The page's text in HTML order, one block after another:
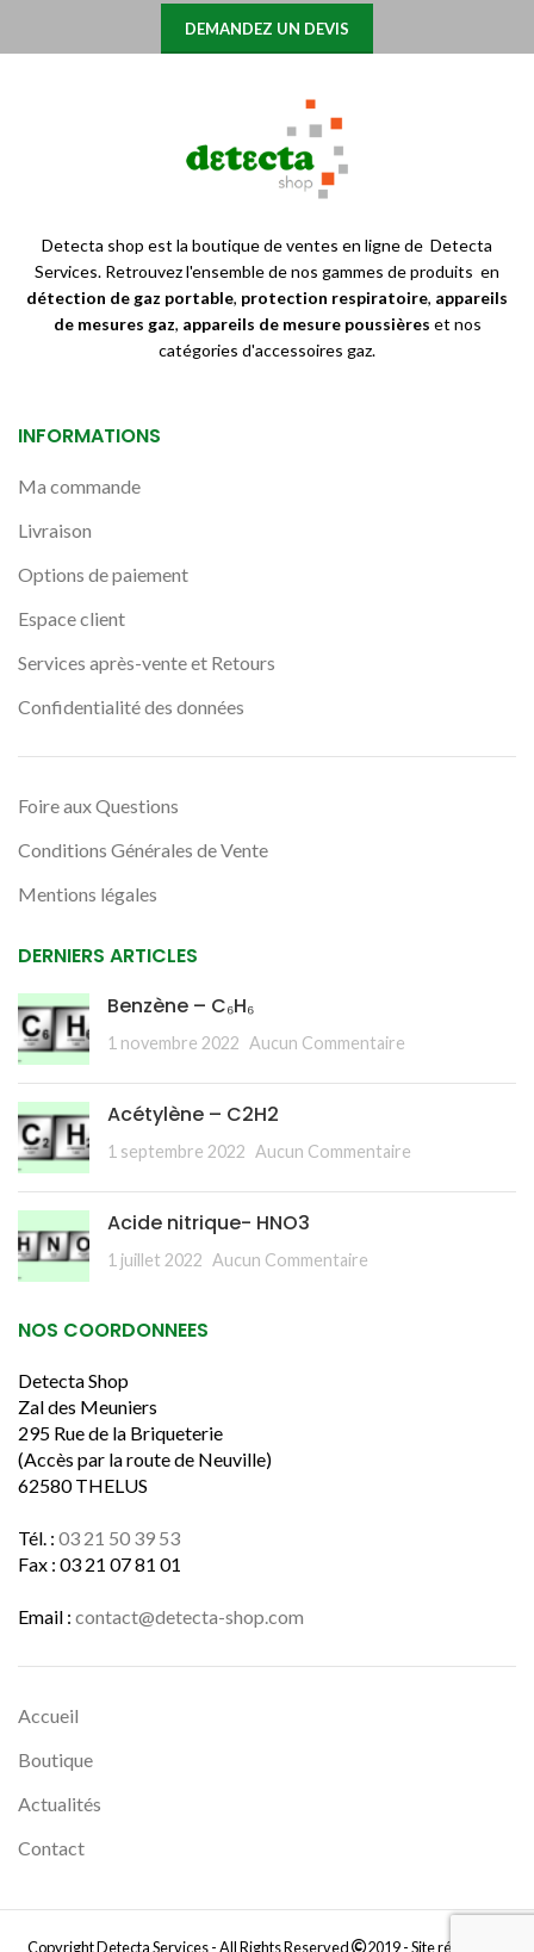
DEMANDEZ UN DEVIS
Detecta shop est la boutique de ventes en ligne de Detecta
Services. Retrouvez l'ensemble de nos gammes de produits en
détection de gaz portable, protection respiratoire, appareils
de mesures gaz, appareils de mesure poussières et nos
catégories d'accessoires gaz.
INFORMATIONS
Ma commande
Livraison
Options de paiement
Espace client
Services après-vente et Retours
Confidentialité des données
Foire aux Questions
Conditions Générales de Vente
Mentions légales
DERNIERS ARTICLES
Benzène – C₆H₆
1 novembre 2022 Aucun Commentaire
Acétylène – C2H2
1 septembre 2022 Aucun Commentaire
Acide nitrique- HNO3
1 juillet 2022 Aucun Commentaire
NOS COORDONNEES
Detecta Shop
Zal des Meuniers
295 Rue de la Briqueterie
(Accès par la route de Neuville)
62580 THELUS
Tél. : 03 21 50 39 53
Fax : 03 21 07 81 01
Email : contact@detecta-shop.com
Accueil
Boutique
Actualités
Contact
Copyright Detecta Services - All Rights Reserved 2019 - Site réalisé par